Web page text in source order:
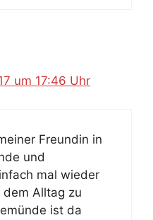
um 17:46 Uhr
Freundin in
und
mal wieder
Alltag zu
ist da